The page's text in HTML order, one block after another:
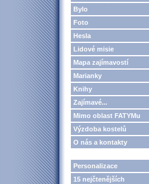
Bylo
Foto
Hesla
Lidové misie
Mapa zajímavostí
Marianky
Knihy
Zajímavé...
Mimo oblast FATYMu
Výzdoba kostelů
O nás a kontakty
Personalizace
15 nejčtenějších